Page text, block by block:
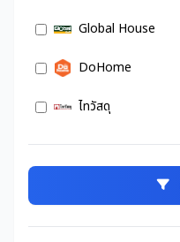
Global House
DoHome
ไทวัสดุ